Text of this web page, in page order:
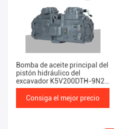
Bomba de aceite principal del
pistón hidráulico del
excavador K5V200DTH-9N2Y
para EC480D
Consiga el mejor precio